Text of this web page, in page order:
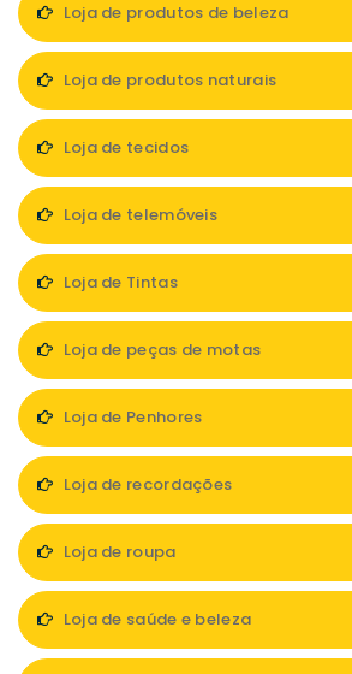
Loja de produtos de beleza
Loja de produtos naturais
Loja de tecidos
Loja de telemóveis
Loja de Tintas
Loja de peças de motas
Loja de Penhores
Loja de recordações
Loja de roupa
Loja de saúde e beleza